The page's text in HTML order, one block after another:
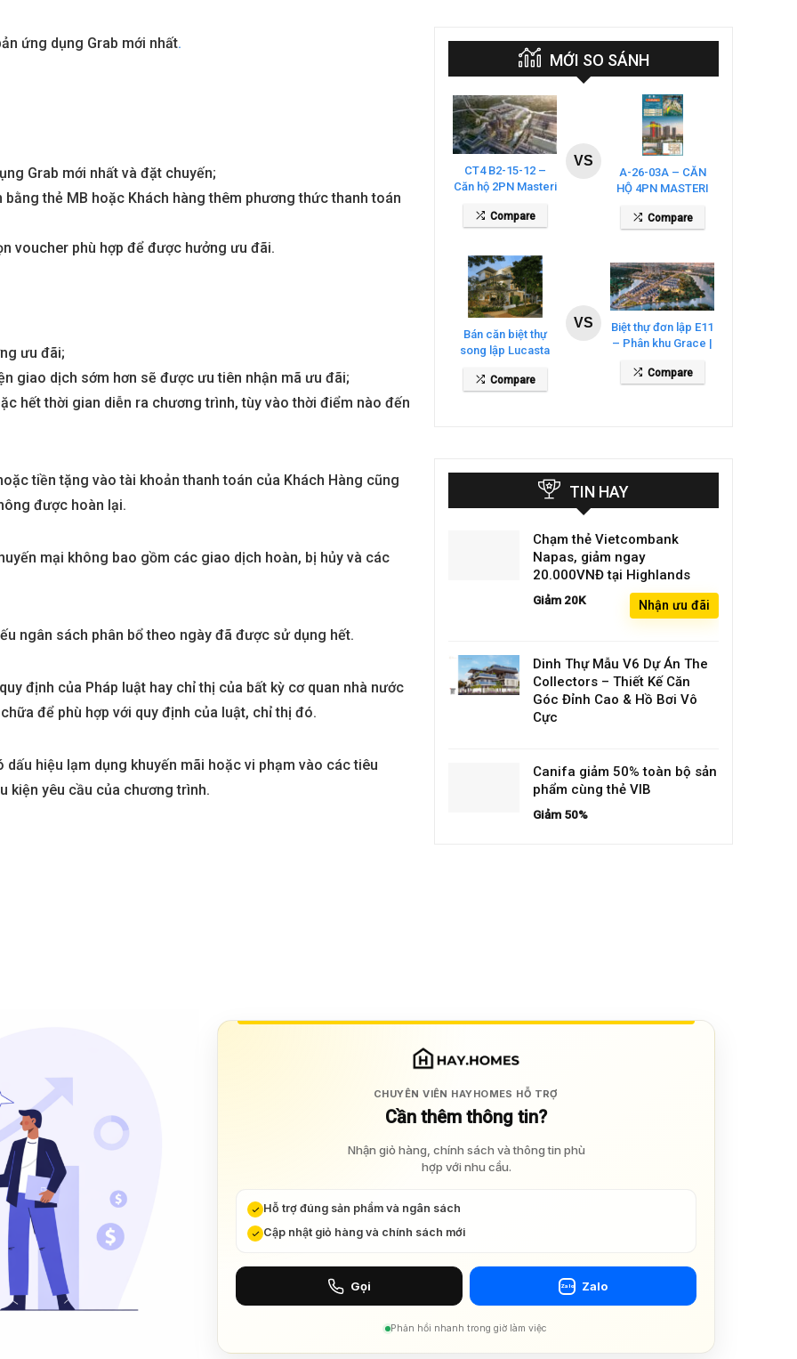
ứng dụng Grab mới nhất.
Grab mới nhất và đặt chuyến;
thẻ MB hoặc Khách hàng thêm phương thức thanh toán
voucher phù hợp để được hưởng ưu đãi.
ưu đãi;
giao dịch sớm hơn sẽ được ưu tiên nhận mã ưu đãi;
hết thời gian diễn ra chương trình, tùy vào thời điểm nào đến
tiền tặng vào tài khoản thanh toán của Khách Hàng cũng
được hoàn lại.
mại không bao gồm các giao dịch hoàn, bị hủy và các
ngân sách phân bổ theo ngày đã được sử dụng hết.
định của Pháp luật hay chỉ thị của bất kỳ cơ quan nhà nước
để phù hợp với quy định của luật, chỉ thị đó.
hiệu lạm dụng khuyến mãi hoặc vi phạm vào các tiêu
kiện yêu cầu của chương trình.
MỚI SO SÁNH
CT4 B2-15-12 –
Căn hộ 2PN Masteri
Compare
VS
A-26-03A – CĂN
HỘ 4PN MASTERI
COSMO CENTRAL
– THE GLOBAL
Compare
Bán căn biệt thự
song lập Lucasta
Villa – DT 175m2
giá 26 tỷ
Compare
VS
Biệt thự đơn lập E11
– Phân khu Grace |
Waters
Compare
TIN HAY
Chạm thẻ Vietcombank
Napas, giảm ngay
20.000VNĐ tại Highlands
Giảm 20K Nhận ưu đãi
Dinh Thự Mẫu V6 Dự Án The
Collectors – Thiết Kế Căn
Góc Đỉnh Cao & Hồ Bơi Vô
Cực
Canifa giảm 50% toàn bộ sản
phẩm cùng thẻ VIB
Giảm 50%
CHUYÊN VIÊN HAYHOMES HỖ TRỢ
Cần thêm thông tin?
Nhận giỏ hàng, chính sách và thông tin phù
hợp với nhu cầu.
Hỗ trợ đúng sản phẩm và ngân sách
Cập nhật giỏ hàng và chính sách mới
Gọi Zalo Zalo
Phản hồi nhanh trong giờ làm việc